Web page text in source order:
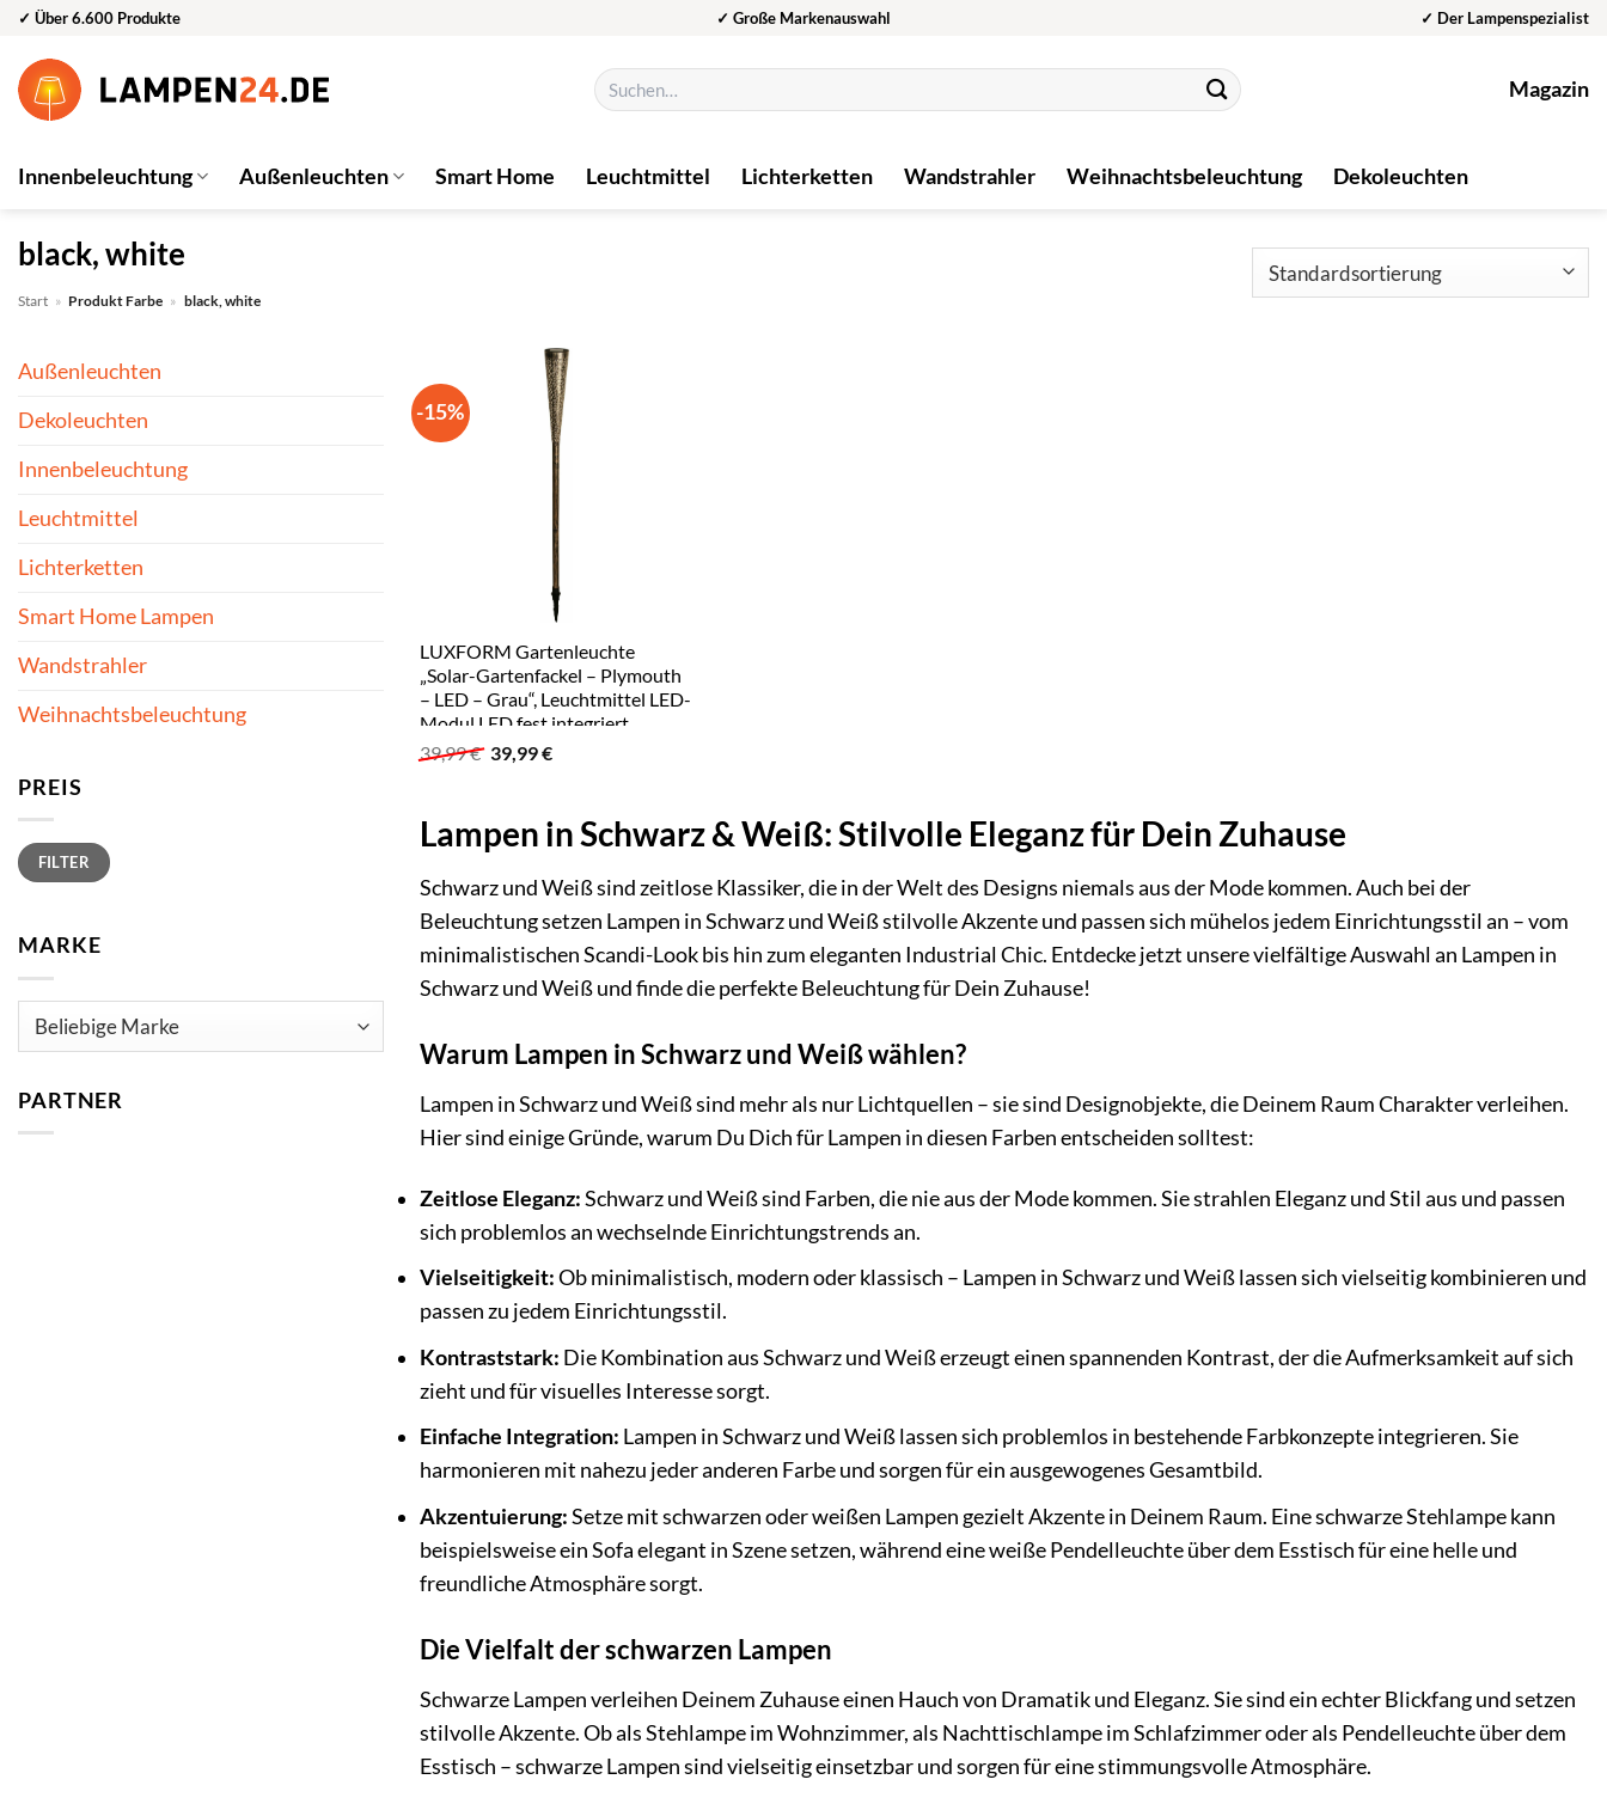
Zum
springen
✓ Über 6.600 Produkte ✓ Große Markenauswahl ✓ Der Lampenspezialist
Suchen
nach:
Magazin
Innenbeleuchtung Außenleuchten Smart Home Leuchtmittel Lichterketten Wandstrahler Weihnachtsbeleuchtung Dekoleuchten
black, white
Start » Produkt Farbe » black, white
Außenleuchten
Dekoleuchten
Innenbeleuchtung
Leuchtmittel
Lichterketten
Smart Home Lampen
Wandstrahler
Weihnachtsbeleuchtung
PREIS
Min.
Preis
Max.
PreisFILTER
MARKE
PARTNER
-15%
LUXFORM Gartenleuchte
„Solar-Gartenfackel – Plymouth
– LED – Grau“, Leuchtmittel LED-
Modul LED fest integriert,
Dekorative Fackel black, white
39,99€ Ursprünglicher
Preis
39,99€Aktueller
Lampen in Schwarz & Weiß: Stilvolle Eleganz für Dein Zuhause
Schwarz und Weiß sind zeitlose Klassiker, die in der Welt des Designs niemals aus der Mode kommen. Auch bei der
Beleuchtung setzen Lampen in Schwarz und Weiß stilvolle Akzente und passen sich mühelos jedem Einrichtungsstil an – vom
minimalistischen Scandi-Look bis hin zum eleganten Industrial Chic. Entdecke jetzt unsere vielfältige Auswahl an Lampen in
Schwarz und Weiß und finde die perfekte Beleuchtung für Dein Zuhause!
Warum Lampen in Schwarz und Weiß wählen?
Lampen in Schwarz und Weiß sind mehr als nur Lichtquellen – sie sind Designobjekte, die Deinem Raum Charakter verleihen.
Hier sind einige Gründe, warum Du Dich für Lampen in diesen Farben entscheiden solltest:
Zeitlose Eleganz:Schwarz und Weiß sind Farben, die nie aus der Mode kommen. Sie strahlen Eleganz und Stil aus und passen
sich problemlos an wechselnde Einrichtungstrends an.
Vielseitigkeit:Ob minimalistisch, modern oder klassisch – Lampen in Schwarz und Weiß lassen sich vielseitig kombinieren und
passen zu jedem Einrichtungsstil.
Kontraststark: Die Kombination aus Schwarz und Weiß erzeugt einen spannenden Kontrast, der die Aufmerksamkeit auf sich
zieht und für visuelles Interesse sorgt.
Einfache Integration: Lampen in Schwarz und Weiß lassen sich problemlos in bestehende Farbkonzepte integrieren. Sie
harmonieren mit nahezu jeder anderen Farbe und sorgen für ein ausgewogenes Gesamtbild.
Akzentuierung:Setze mit schwarzen oder weißen Lampen gezielt Akzente in Deinem Raum. Eine schwarze Stehlampe kann
beispielsweise ein Sofa elegant in Szene setzen, während eine weiße Pendelleuchte über dem Esstisch für eine helle und
freundliche Atmosphäre sorgt.
Die Vielfalt der schwarzen Lampen
Schwarze Lampen verleihen Deinem Zuhause einen Hauch von Dramatik und Eleganz. Sie sind ein echter Blickfang und setzen
stilvolle Akzente. Ob als Stehlampe im Wohnzimmer, als Nachttischlampe im Schlafzimmer oder als Pendelleuchte über dem
Esstisch – schwarze Lampen sind vielseitig einsetzbar und sorgen für eine stimmungsvolle Atmosphäre.